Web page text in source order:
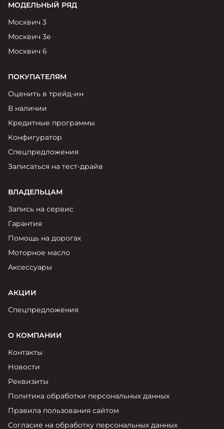
МОДЕЛЬНЫЙ РЯД
Москвич 3
Москвич 3е
Москвич 6
ПОКУПАТЕЛЯМ
Оценить в трейд-ин
В наличии
Кредитные программы
Конфигуратор
Спецпредложения
Записаться на тест-драйв
ВЛАДЕЛЬЦАМ
Запись на сервис
Гарантия
Помощь на дорогах
Моторное масло
Аксессуары
АКЦИИ
Спецпредложения
О КОМПАНИИ
Контакты
Новости
Реквизиты
Политика обработки персональных данных
Правила пользования сайтом
Согласие на обработку персональных данных